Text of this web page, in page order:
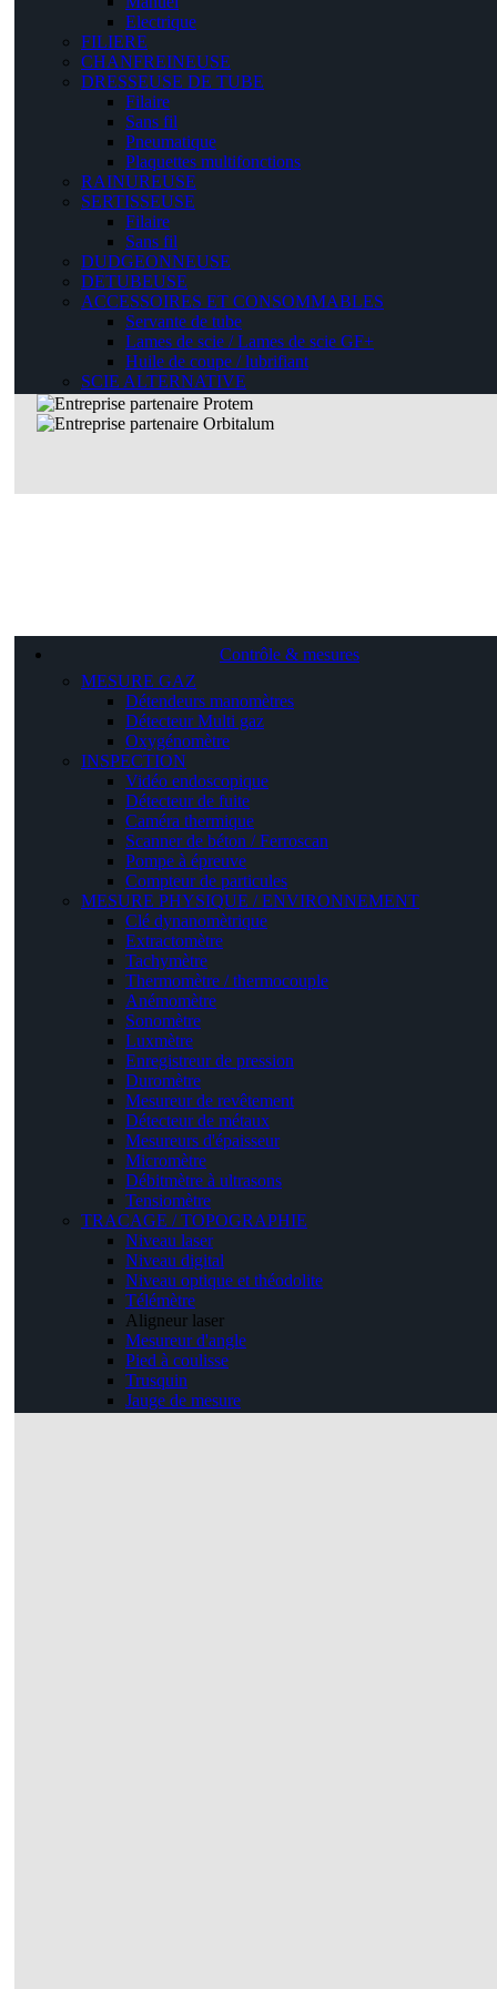
Electrique
FILIERE
CHANFREINEUSE
DRESSEUSE DE TUBE
Filaire
Sans fil
Pneumatique
Plaquettes multifonctions
RAINUREUSE
SERTISSEUSE
Filaire
Sans fil
DUDGEONNEUSE
DETUBEUSE
ACCESSOIRES ET CONSOMMABLES
Servante de tube
Lames de scie / Lames de scie GF+
Huile de coupe / lubrifiant
SCIE ALTERNATIVE
Contrôle & mesures
MESURE GAZ
Détendeurs manomètres
Détecteur Multi gaz
Oxygénomètre
INSPECTION
Vidéo endoscopique
Détecteur de fuite
Caméra thermique
Scanner de béton / Ferroscan
Pompe à épreuve
Compteur de particules
MESURE PHYSIQUE / ENVIRONNEMENT
Clé dynanomètrique
Extractomètre
Tachymètre
Thermomètre / thermocouple
Anémomètre
Sonomètre
Luxmètre
Enregistreur de pression
Duromètre
Mesureur de revêtement
Détecteur de métaux
Mesureurs d'épaisseur
Micromètre
Débitmètre à ultrasons
Tensiomètre
TRACAGE / TOPOGRAPHIE
Niveau laser
Niveau digital
Niveau optique et théodolite
Télémètre
Aligneur laser
Mesureur d'angle
Pied à coulisse
Trusquin
Jauge de mesure